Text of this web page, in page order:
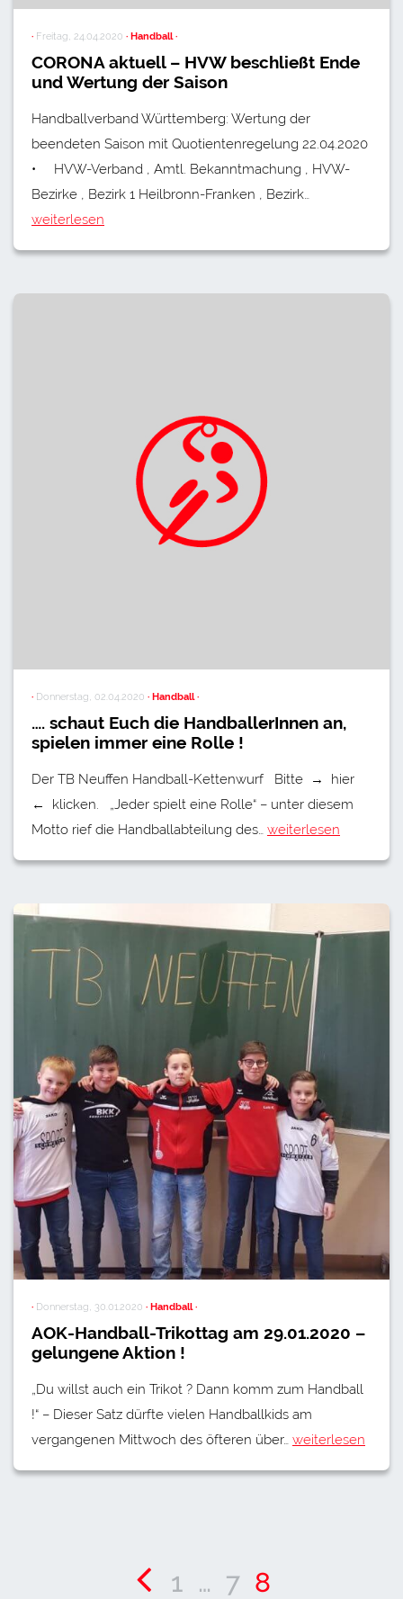
· Freitag, 24.04.2020 · Handball ·
CORONA aktuell – HVW beschließt Ende
und Wertung der Saison
Handballverband Württemberg: Wertung der
beendeten Saison mit Quotientenregelung 22.04.2020
• HVW-Verband , Amtl. Bekanntmachung , HVW-
Bezirke , Bezirk 1 Heilbronn-Franken , Bezirk…
weiterlesen
· Donnerstag, 02.04.2020 · Handball ·
…. schaut Euch die HandballerInnen an,
spielen immer eine Rolle !
Der TB Neuffen Handball-Kettenwurf Bitte → hier
← klicken. „Jeder spielt eine Rolle“ – unter diesem
Motto rief die Handballabteilung des… weiterlesen
· Donnerstag, 30.01.2020 · Handball ·
AOK-Handball-Trikottag am 29.01.2020 –
gelungene Aktion !
„Du willst auch ein Trikot ? Dann komm zum Handball
!“ – Dieser Satz dürfte vielen Handballkids am
vergangenen Mittwoch des öfteren über… weiterlesen
1 … 7 8